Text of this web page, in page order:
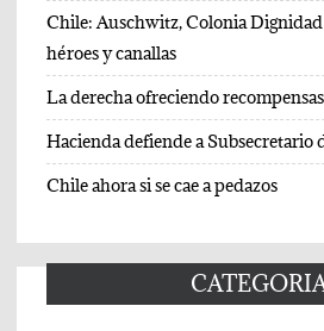
Chile: Auschwitz, Colonia Dignidad
héroes y canallas
La derecha ofreciendo
Hacienda defiende a Subsecretario
Chile ahora si se cae a pedazos